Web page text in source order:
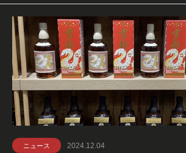
ニュース 2024.12.04